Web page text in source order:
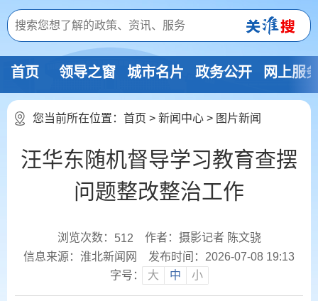
首页 领导之窗 城市名片 政务公开 网上服
您当前所在位置： 首页 > 新闻中心 > 图片新闻
汪华东随机督导学习教育查摆
问题整改整治工作
浏览次数： 512
作者：摄影记者 陈文骁
信息来源：淮北新闻网
发布时间：2026-07-08 19:13
字号：
大 中 小